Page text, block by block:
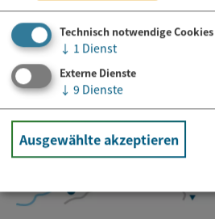
Technisch notwendige Cookies
↓ 1 Dienst
Externe Dienste
↓ 9 Dienste
Ausgewählte akzeptieren